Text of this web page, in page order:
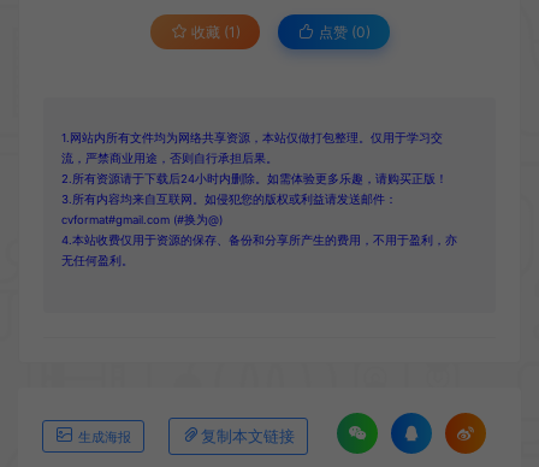
收藏 (1) 点赞 (0)
1.网站内所有文件均为网络共享资源，本站仅做打包整理。仅用于学习交
流，严禁商业用途，否则自行承担后果。
2.所有资源请于下载后24小时内删除。如需体验更多乐趣，请购买正版！
3.所有内容均来自互联网。如侵犯您的版权或利益请发送邮件：
cvformat#gmail.com (#换为@)
4.本站收费仅用于资源的保存、备份和分享所产生的费用，不用于盈利，亦
无任何盈利。
生成海报 复制本文链接